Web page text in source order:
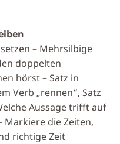
– Mehrsilbige
doppelten
hörst – Satz in
Verb „rennen“, Satz
Aussage trifft auf
Markiere die Zeiten,
richtige Zeit